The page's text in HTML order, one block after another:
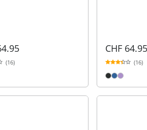
(16)
CHF 64.95
(16)